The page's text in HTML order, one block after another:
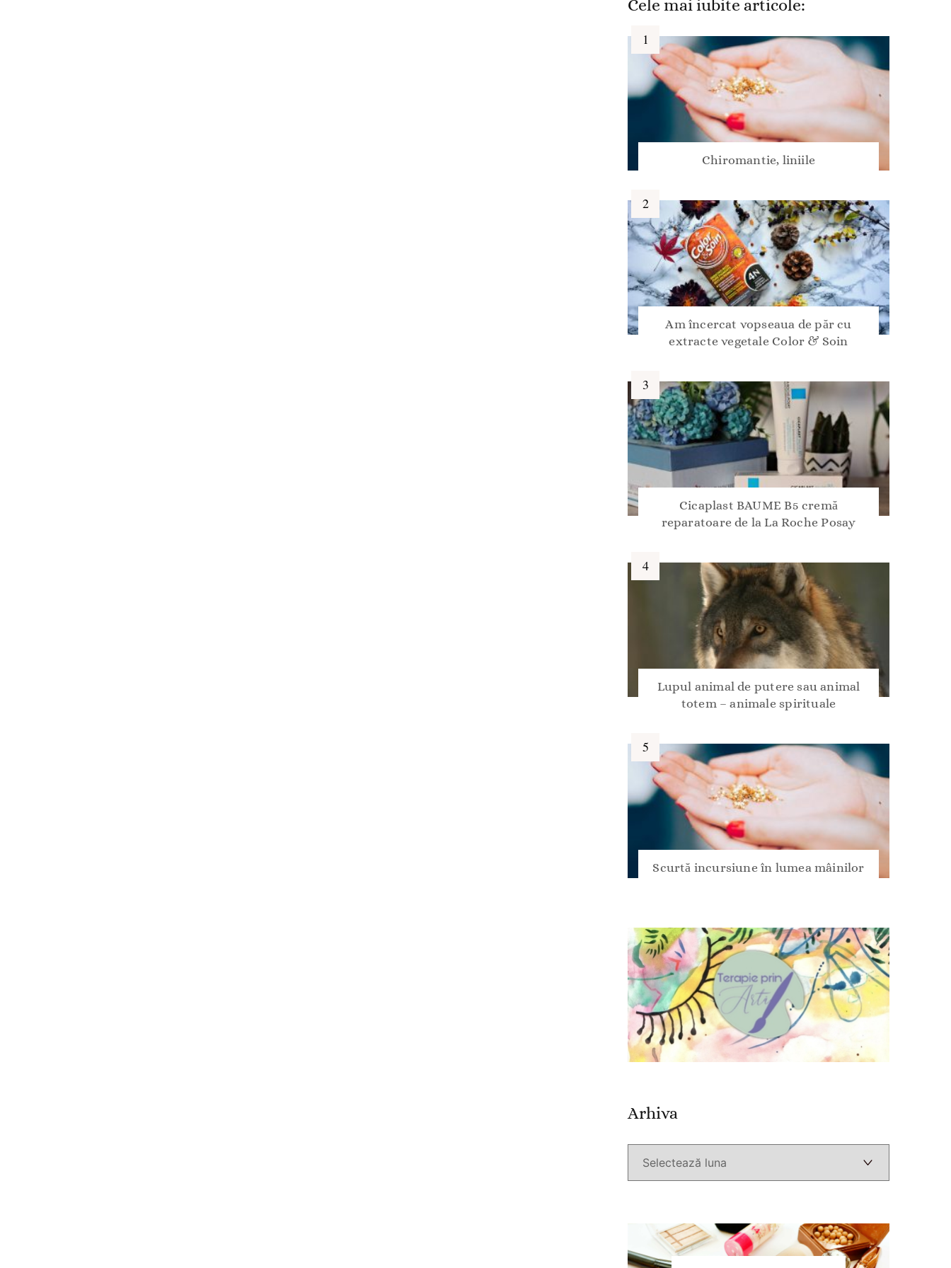
Cele mai iubite articole:
Chiromantie, liniile
Am încercat vopseaua de păr cu
extracte vegetale Color & Soin
Cicaplast BAUME B5 cremă
reparatoare de la La Roche Posay
Lupul animal de putere sau animal
totem – animale spirituale
Scurtă incursiune în lumea mâinilor
Arhiva